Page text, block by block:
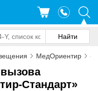
МедОриентир
Стандарт»